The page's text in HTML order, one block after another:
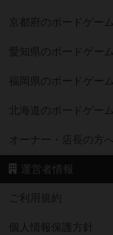
京都府のボードゲー
愛知県のボードゲー
福岡県のボードゲー
北海道のボードゲー
オーナー・店長の方
運営者情報
ご利用規約
個人情報保護方針